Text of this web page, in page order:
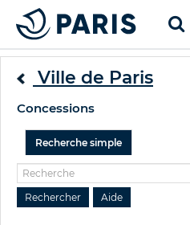
Ville de Paris
Concessions
Recherche simple